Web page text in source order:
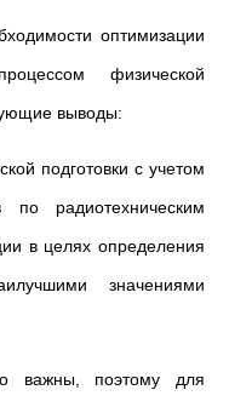
оптимизации
физической
выводы:
подготовки с учетом
по радиотехническим
в целях определения
значениями
важны, поэтому для